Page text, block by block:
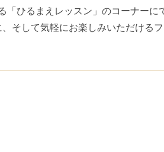
「ひるまえレッスン」のコーナーに
そして気軽にお楽しみいただけるフ